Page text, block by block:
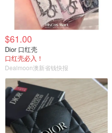
$61.00
Dior 口红壳
口红壳必入！
Dealmoon澳新省钱快报